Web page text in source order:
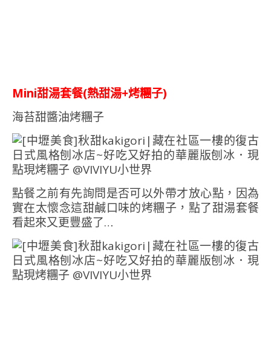
Mini甜湯套餐(熱甜湯+烤糰子)
海苔甜醬油烤糰子
點餐之前有先詢問是否可以外帶才放心點，因為
實在太懷念這甜鹹口味的烤糰子，點了甜湯套餐
看起來又更豐盛了…